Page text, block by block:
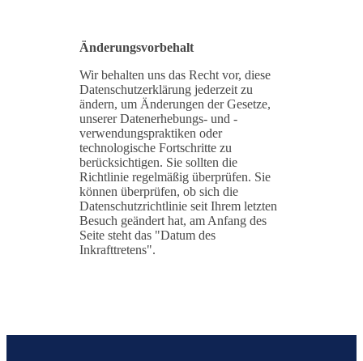
Änderungsvorbehalt
Wir behalten uns das Recht vor, diese
Datenschutzerklärung jederzeit zu
ändern, um Änderungen der Gesetze,
unserer Datenerhebungs- und -
verwendungspraktiken oder
technologische Fortschritte zu
berücksichtigen. Sie sollten die
Richtlinie regelmäßig überprüfen. Sie
können überprüfen, ob sich die
Datenschutzrichtlinie seit Ihrem letzten
Besuch geändert hat, am Anfang des
Seite steht das "Datum des
Inkrafttretens".